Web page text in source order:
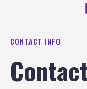
CONTACT INFO